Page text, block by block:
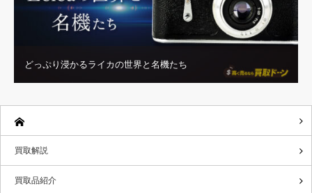
どっぷり浸かるライカの世界と名機たち
買取解説
買取品紹介